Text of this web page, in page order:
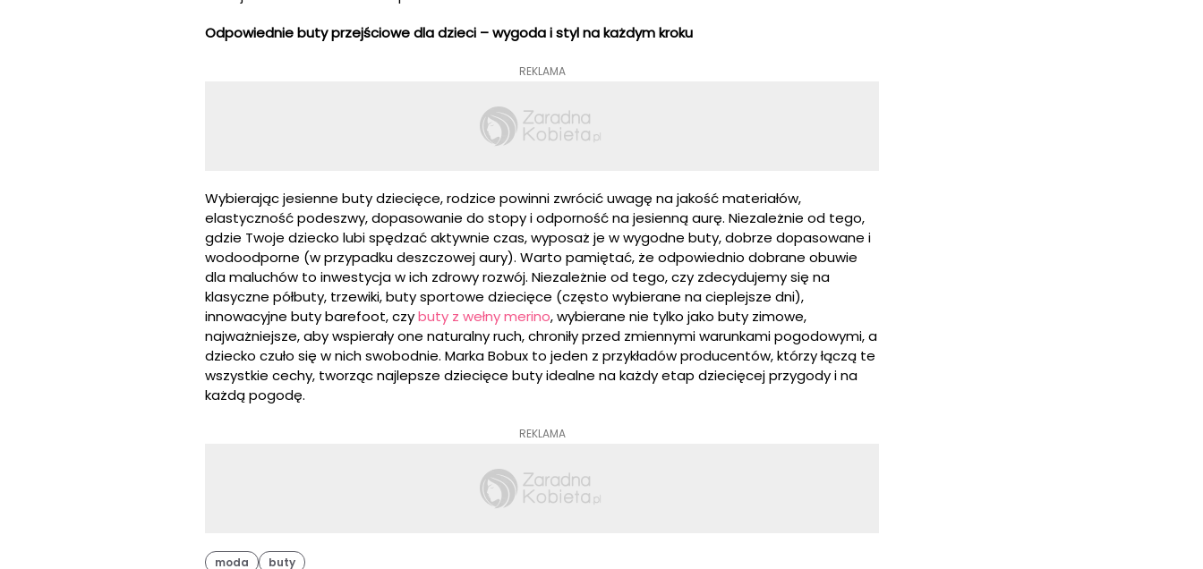
Odpowiednie buty przejściowe dla dzieci – wygoda i styl na każdym kroku
REKLAMA
Wybierając jesienne buty dziecięce, rodzice powinni zwrócić uwagę na jakość materiałów,
elastyczność podeszwy, dopasowanie do stopy i odporność na jesienną aurę. Niezależnie od tego,
gdzie Twoje dziecko lubi spędzać aktywnie czas, wyposaż je w wygodne buty, dobrze dopasowane i
wodoodporne (w przypadku deszczowej aury). Warto pamiętać, że odpowiednio dobrane obuwie
dla maluchów to inwestycja w ich zdrowy rozwój. Niezależnie od tego, czy zdecydujemy się na
klasyczne półbuty, trzewiki, buty sportowe dziecięce (często wybierane na cieplejsze dni),
innowacyjne buty barefoot, czybuty z wełny merino, wybierane nie tylko jako buty zimowe,
najważniejsze, aby wspierały one naturalny ruch, chroniły przed zmiennymi warunkami pogodowymi, a
dziecko czuło się w nich swobodnie. Marka Bobux to jeden z przykładów producentów, którzy łączą te
wszystkie cechy, tworząc najlepsze dziecięce buty idealne na każdy etap dziecięcej przygody i na
każdą pogodę.
REKLAMA
moda buty